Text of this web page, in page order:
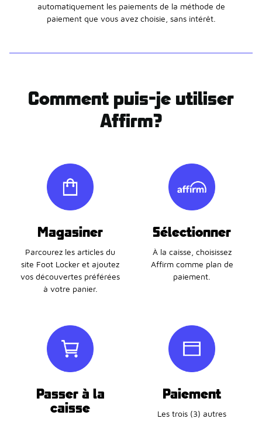
automatiquement les paiements de la méthode de
paiement que vous avez choisie, sans intérêt.
Comment puis-je utiliser
Affirm?
Magasiner
Parcourez les articles du
site Foot Locker et ajoutez
vos découvertes préférées
à votre panier.
Sélectionner
À la caisse, choisissez
Affirm comme plan de
paiement.
Passer à la
caisse
Paiement
Les trois (3) autres